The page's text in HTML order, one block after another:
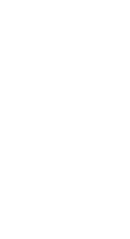
Kombinationen von